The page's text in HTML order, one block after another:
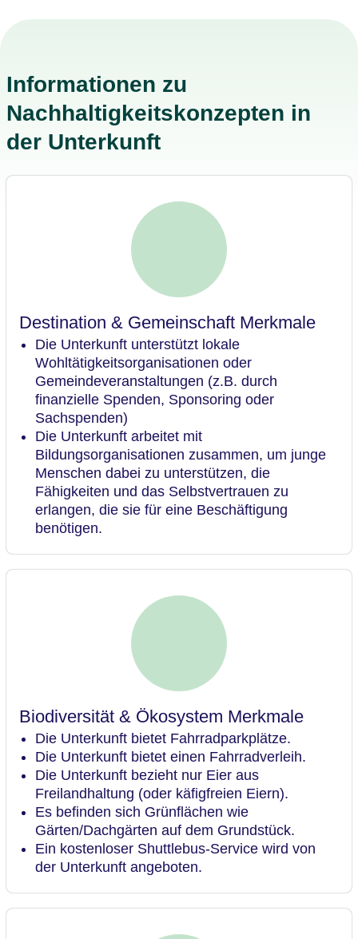
Informationen zu
Nachhaltigkeitskonzepten in
der Unterkunft
Destination & Gemeinschaft Merkmale
Die Unterkunft unterstützt lokale
Wohltätigkeitsorganisationen oder
Gemeindeveranstaltungen (z.B. durch
finanzielle Spenden, Sponsoring oder
Sachspenden)
Die Unterkunft arbeitet mit
Bildungsorganisationen zusammen, um junge
Menschen dabei zu unterstützen, die
Fähigkeiten und das Selbstvertrauen zu
erlangen, die sie für eine Beschäftigung
benötigen.
Biodiversität & Ökosystem Merkmale
Die Unterkunft bietet Fahrradparkplätze.
Die Unterkunft bietet einen Fahrradverleih.
Die Unterkunft bezieht nur Eier aus
Freilandhaltung (oder käfigfreien Eiern).
Es befinden sich Grünflächen wie
Gärten/Dachgärten auf dem Grundstück.
Ein kostenloser Shuttlebus-Service wird von
der Unterkunft angeboten.